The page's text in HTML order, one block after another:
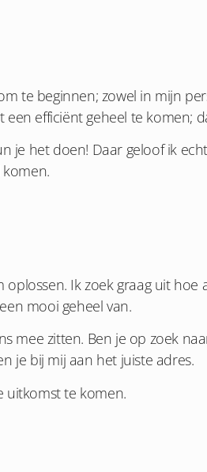
te beginnen; zowel in mijn
efficiënt geheel te komen;
je het doen! Daar geloof ik
Ik zoek graag uit hoe
mooi geheel van.
mee zitten. Ben je op zoek
je bij mij aan het juiste adres.
uitkomst te komen.